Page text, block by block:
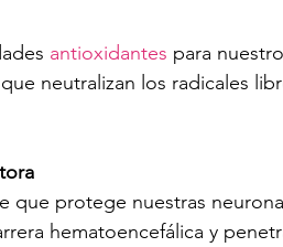
antioxidantes para
neutralizan los radicales
que protege nuestras
hematoencefálica y